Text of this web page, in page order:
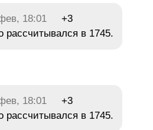
18:01
+3
рассчитывался в 1745.
18:01
+3
рассчитывался в 1745.